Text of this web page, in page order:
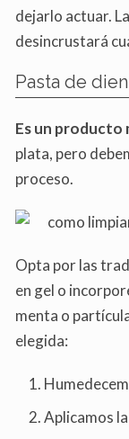
dejarlo actuar.
desincrustará
Pasta de
Es un
plata, pero
proceso.
Opta por las
en gel o
menta o
elegida:
Aplicamos